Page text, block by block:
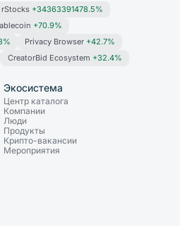
rStocks +34363391478.5%
+70.9%
Privacy Browser +42.7%
CreatorBid Ecosystem +32.4%
Экосистема
Центр каталога
Компании
Люди
Продукты
Крипто-вакансии
Мероприятия